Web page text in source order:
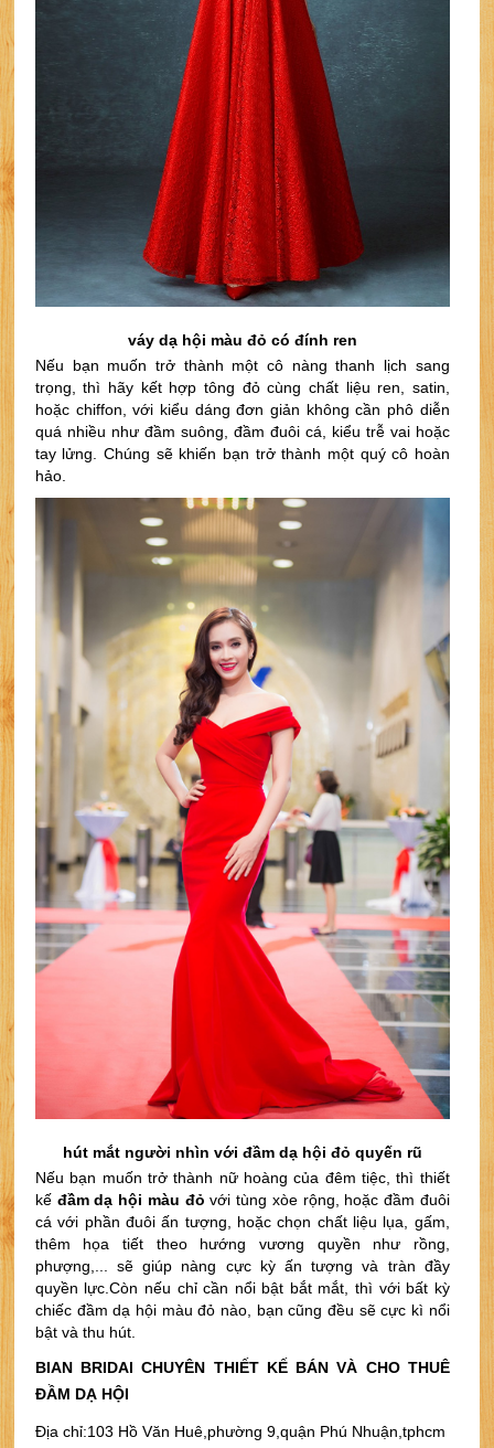
váy dạ hội màu đỏ có đính ren
Nếu bạn muốn trở thành một cô nàng thanh lịch sang
trọng, thì hãy kết hợp tông đỏ cùng chất liệu ren, satin,
hoặc chiffon, với kiểu dáng đơn giản không cần phô diễn
quá nhiều như đầm suông, đầm đuôi cá, kiểu trễ vai hoặc
tay lửng. Chúng sẽ khiến bạn trở thành một quý cô hoàn
hảo.
hút mắt người nhìn với đầm dạ hội đỏ quyến rũ
Nếu bạn muốn trở thành nữ hoàng của đêm tiệc, thì thiết
kế đầm dạ hội màu đỏ với tùng xòe rộng, hoặc đầm đuôi
cá với phần đuôi ấn tượng, hoặc chọn chất liệu lụa, gấm,
thêm họa tiết theo hướng vương quyền như rồng,
phượng,... sẽ giúp nàng cực kỳ ấn tượng và tràn đầy
quyền lực.Còn nếu chỉ cần nổi bật bắt mắt, thì với bất kỳ
chiếc đầm dạ hội màu đỏ nào, bạn cũng đều sẽ cực kì nổi
bật và thu hút.
BIAN BRIDAl CHUYÊN THIẾT KẾ BÁN VÀ CHO THUÊ
ĐẦM DẠ HỘI
Địa chỉ:103 Hồ Văn Huê,phường 9,quận Phú Nhuận,tphcm